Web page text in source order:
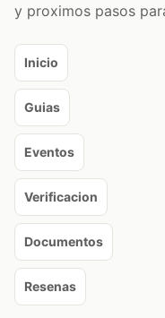
y proximos pasos
Inicio
Guias
Eventos
Verificacion
Documentos
Resenas